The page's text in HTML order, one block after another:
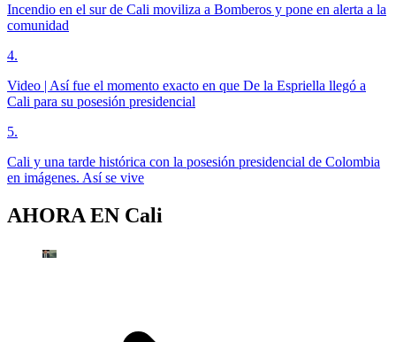
Incendio en el sur de Cali moviliza a Bomberos y pone en alerta a la
comunidad
4.
Video | Así fue el momento exacto en que De la Espriella llegó a
Cali para su posesión presidencial
5.
Cali y una tarde histórica con la posesión presidencial de Colombia
en imágenes. Así se vive
AHORA EN Cali